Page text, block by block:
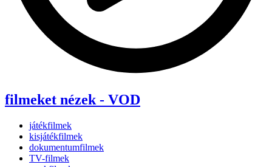
filmeket nézek - VOD
játékfilmek
kisjátékfilmek
dokumentumfilmek
TV-filmek